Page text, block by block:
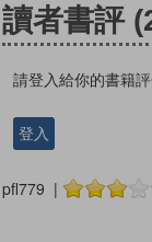
讀者書評
請登入給你的書籍
登入
pfl779 |